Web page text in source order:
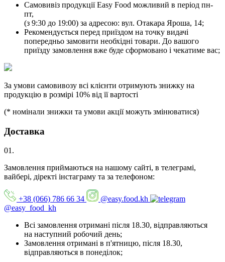
Самовивіз продукції Easy Food можливий в період пн-
пт,
(з 9:30 до 19:00) за адресою: вул. Отакара Яроша, 14;
Рекомендується перед приїздом на точку видачі
попередньо замовити необхідні товари. До вашого
приїзду замовлення вже буде сформовано і чекатиме вас;
За умови самовивозу всі клієнти отримують знижку на
продукцію в розмірі 10% від її вартості
(* номінали знижки та умови акції можуть змінюватися)
Доставка
01.
Замовлення приймаються на нашому сайті, в телеграмі,
вайбері, діректі інстаграму та за телефоном:
+38 (066) 786 66 34
@easy.food.kh
@easy_food_kh
Всі замовлення отримані після 18.30, відправляються
на наступний робочий день;
Замовлення отримані в п'ятницю, після 18.30,
відправляються в понеділок;